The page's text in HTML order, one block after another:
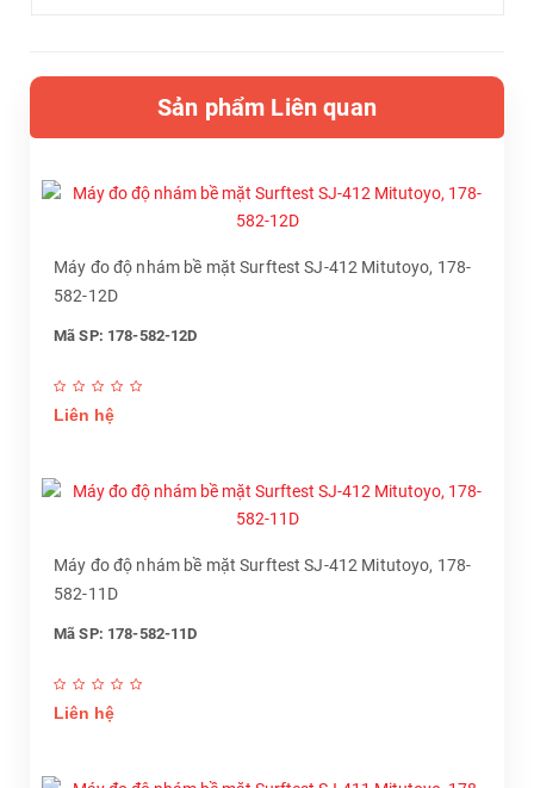
Sản phẩm Liên quan
Máy đo độ nhám bề mặt Surftest SJ-412 Mitutoyo, 178-
582-12D
Mã SP: 178-582-12D
Liên hệ
Máy đo độ nhám bề mặt Surftest SJ-412 Mitutoyo, 178-
582-11D
Mã SP: 178-582-11D
Liên hệ